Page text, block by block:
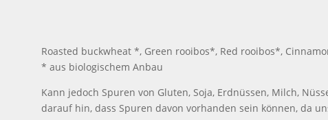
Roasted buckwheat *, Green rooibos*, Red rooibos*,
* aus biologischem Anbau
Kann jedoch Spuren von Gluten, Soja, Erdnüssen, Milch,
darauf hin, dass Spuren davon vorhanden sein können, da